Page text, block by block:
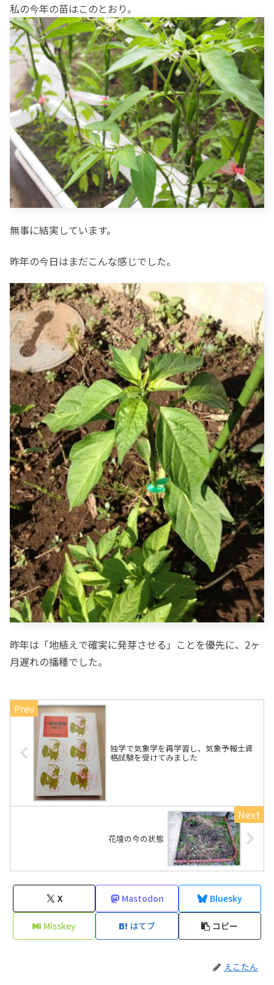
私の今年の苗はこのとおり。
無事に結実しています。
昨年の今日はまだこんな感じでした。
昨年は「地植えで確実に発芽させる」ことを優先に、2ヶ
月遅れの播種でした。
独学で気象学を再学習し、気象予報士資
格試験を受けてみました
花壇の今の状態
X Mastodon Bluesky
Misskey はてブ コピー
えこたん